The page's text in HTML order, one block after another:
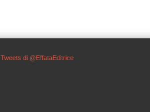
Tweets di @EffataEditrice